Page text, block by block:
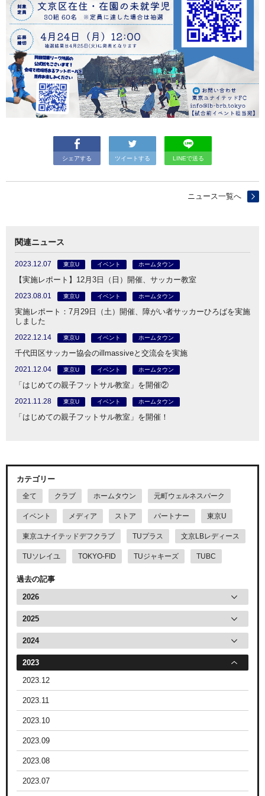
シェアする ツイートする LINEで送る
ニュース一覧へ
関連ニュース
2023.12.07 東京U イベント ホームタウン
【実施レポート】12月3日（日）開催、サッカー教室
2023.08.01 東京U イベント ホームタウン
実施レポート：7月29日（土）開催、障がい者サッカーひろばを実施
しました
2022.12.14 東京U イベント ホームタウン
千代田区サッカー協会のillmassiveと交流会を実施
2021.12.04 東京U イベント ホームタウン
「はじめての親子フットサル教室」を開催②
2021.11.28 東京U イベント ホームタウン
「はじめての親子フットサル教室」を開催！
カテゴリー
全て クラブ ホームタウン 元町ウェルネスパーク
イベント メディア ストア パートナー 東京U
東京ユナイテッドデフクラブ TUプラス 文京LBレディース
TUソレイユ TOKYO-FID TUジャキーズ TUBC
過去の記事
2026
2025
2024
2023
2023.12
2023.11
2023.10
2023.09
2023.08
2023.07